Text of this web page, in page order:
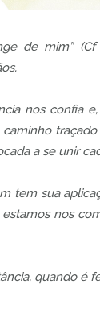
de mim” (Cf
nos confia
a se unir
tem sua
nos
quando é